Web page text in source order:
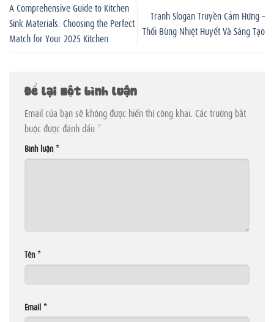
A Comprehensive Guide to Kitchen
Sink Materials: Choosing the Perfect
Match for Your 2025 Kitchen
Tranh Slogan Truyền Cảm Hứng –
Thổi Bùng Nhiệt Huyết Và Sáng Tạo
Để lại một bình luận
Email của bạn sẽ không được hiển thị công khai. Các trường bắt
buộc được đánh dấu *
Bình luận *
Tên *
Email *